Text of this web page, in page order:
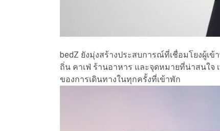
bedZ ยังมุ่งสร้างประสบการณ์ที่เชื่อมโยงผู้เ
ถิ่น คาเฟ่ ร้านอาหาร และจุดหมายที่น่าสนใ
ของการเดินทางในทุกครั้งที่เข้าพัก